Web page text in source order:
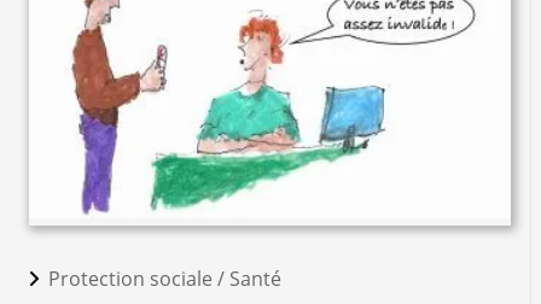
Protection sociale / Santé